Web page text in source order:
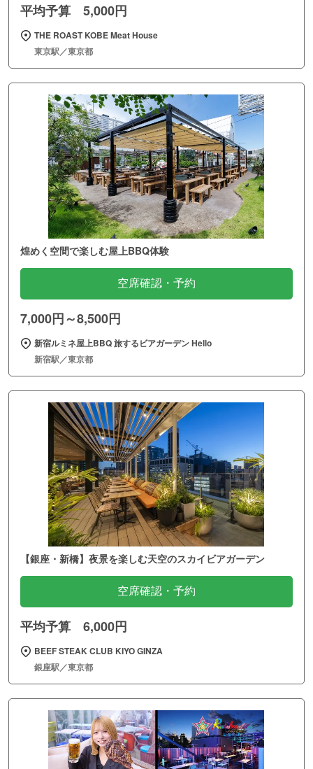
平均予算 5,000円
THE ROAST KOBE Meat House
東京駅／東京都
煌めく空間で楽しむ屋上BBQ体験
空席確認・予約
7,000円～8,500円
新宿ルミネ屋上BBQ 旅するビアガーデン Hello
新宿駅／東京都
【銀座・新橋】夜景を楽しむ天空のスカイビアガーデン
空席確認・予約
平均予算 6,000円
BEEF STEAK CLUB KIYO GINZA
銀座駅／東京都